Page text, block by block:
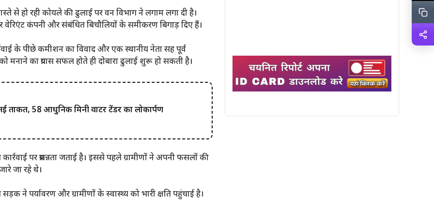
से हो रही कोयले की ढुलाई पर वन विभाग ने लगाम लगा दी है।
कंपनी और संबंधित बिचौलियों के समीकरण बिगाड़ दिए हैं।
के पीछे कमीशन का विवाद और एक स्थानीय नेता सह पूर्व
मनाने का प्रयास सफल होते ही दोबारा ढुलाई शुरू हो सकती है।
ताकत, 58 आधुनिक मिनी वाटर टेंडर का लोकार्पण
पर प्रसन्नता जताई है। इससे पहले ग्रामीणों ने अपनी फसलों की
जा रहे थे।
ने पर्यावरण और ग्रामीणों के स्वास्थ्य को भारी क्षति पहुंचाई है।